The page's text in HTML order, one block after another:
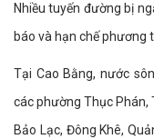
Nhiều tuyến đường bị
báo và hạn chế phương
Tại Cao Bằng, nước
các phường Thục Phán,
Bảo Lạc, Đông Khê,